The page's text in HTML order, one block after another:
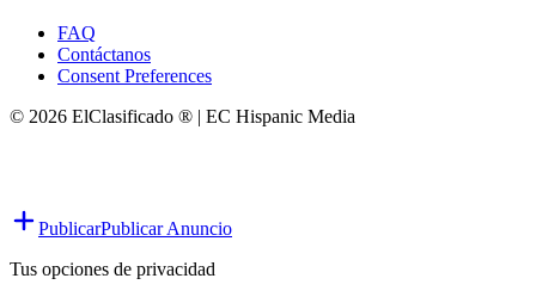
FAQ
Contáctanos
Consent Preferences
© 2026 ElClasificado ® | EC Hispanic Media
PublicarPublicar Anuncio
Tus opciones de privacidad